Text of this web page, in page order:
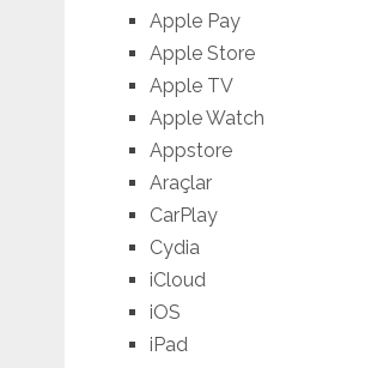
Apple Pay
Apple Store
Apple TV
Apple Watch
Appstore
Araçlar
CarPlay
Cydia
iCloud
iOS
iPad